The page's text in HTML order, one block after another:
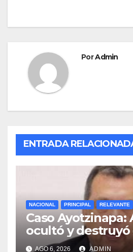
PorAdmin
ENTRADA
NACIONAL PRINCIPAL RELEVANTE
Caso Ayotzinapa:
ocultó y destruyó
AGO 6, 2026 ADMIN